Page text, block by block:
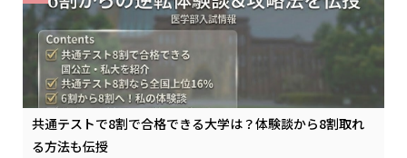
共通テストで8割で合格できる大学は？体験談から8割取れ
る方法も伝授